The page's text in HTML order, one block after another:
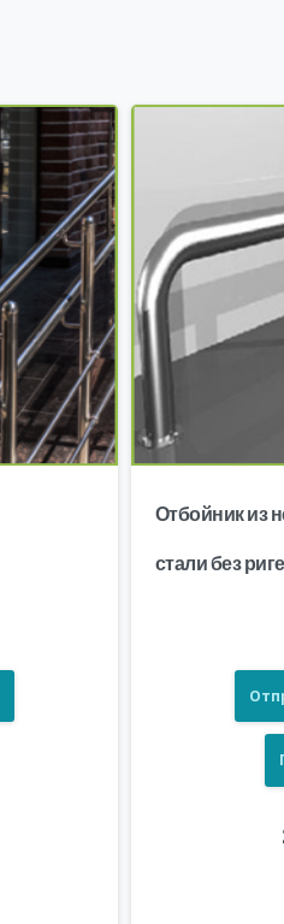
Отбойник из
стали без